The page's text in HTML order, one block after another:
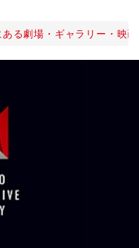
る劇場・ギャラリー・映